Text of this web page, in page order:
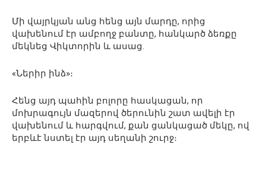
Մի վայրկյան անց հենց այն մարդը, որից
վախենում էր ամբողջ բանտը, հանկարծ ձեռքը
մեկնեց Վիկտորին և ասաց.
«Ներիր ինձ»։
Հենց այդ պահին բոլորը հասկացան, որ
մոխրագույն մազերով ծերունին շատ ավելի էր
վախենում և հարգվում, քան ցանկացած մեկը, ով
երբևէ նստել էր այդ սեղանի շուրջ։